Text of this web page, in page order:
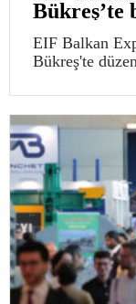
Bükreş’te
EIF Balkan
Bükreş'te